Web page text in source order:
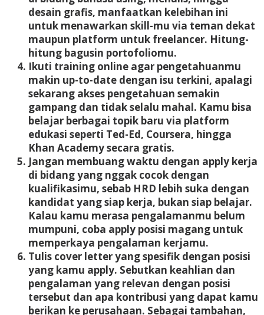
desain grafis, manfaatkan kelebihan ini
untuk menawarkan skill-mu via teman dekat
maupun platform untuk freelancer. Hitung-
hitung bagusin portofoliomu.
Ikuti training online agar pengetahuanmu
makin up-to-date dengan isu terkini, apalagi
sekarang akses pengetahuan semakin
gampang dan tidak selalu mahal. Kamu bisa
belajar berbagai topik baru via platform
edukasi seperti Ted-Ed, Coursera, hingga
Khan Academy secara gratis.
Jangan membuang waktu dengan apply kerja
di bidang yang nggak cocok dengan
kualifikasimu, sebab HRD lebih suka dengan
kandidat yang siap kerja, bukan siap belajar.
Kalau kamu merasa pengalamanmu belum
mumpuni, coba apply posisi magang untuk
memperkaya pengalaman kerjamu.
Tulis cover letter yang spesifik dengan posisi
yang kamu apply. Sebutkan keahlian dan
pengalaman yang relevan dengan posisi
tersebut dan apa kontribusi yang dapat kamu
berikan ke perusahaan. Sebagai tambahan,